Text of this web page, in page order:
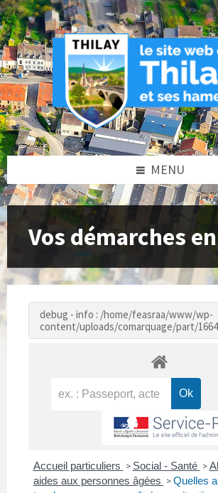
Skip
to
content
Skip
to
left
sidebar
Skip
to
footer
MENU
Vos démarches
debug - info : /home/feasraa/www/wp-
content/uploads/comarquage/part/
Accueil particuliers > Social - Santé >
aides aux personnes âgées > Quelles